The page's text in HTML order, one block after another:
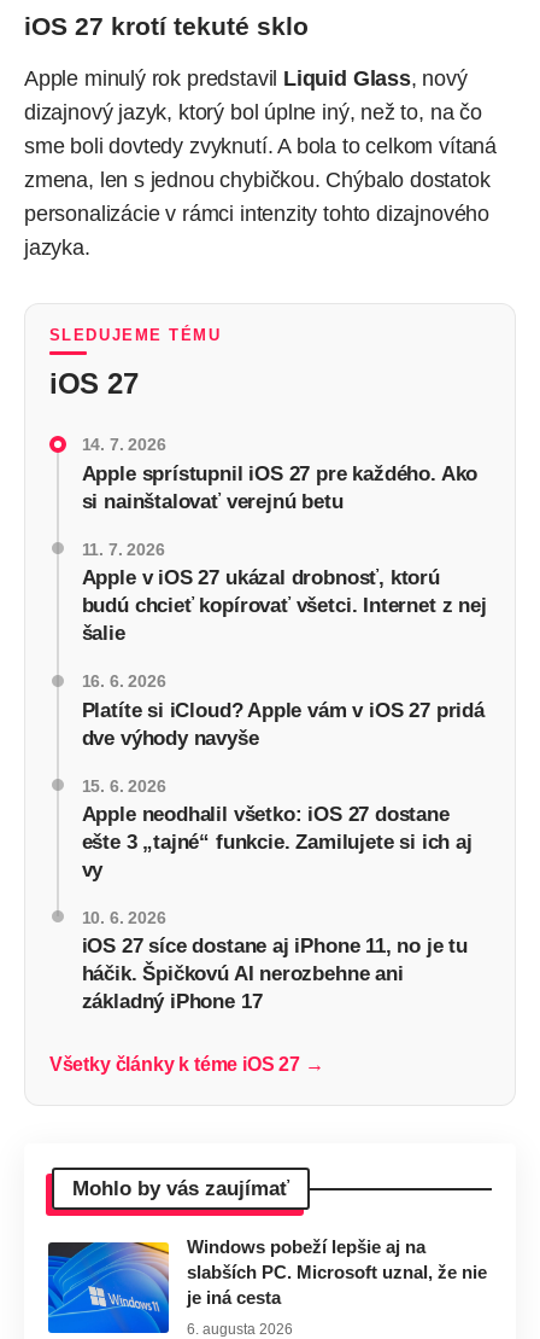
iOS 27 krotí tekuté sklo
Apple minulý rok predstavil Liquid Glass, nový
dizajnový jazyk, ktorý bol úplne iný, než to, na čo
sme boli dovtedy zvyknutí. A bola to celkom vítaná
zmena, len s jednou chybičkou. Chýbalo dostatok
personalizácie v rámci intenzity tohto dizajnového
jazyka.
SLEDUJEME TÉMU
iOS 27
14. 7. 2026
Apple sprístupnil iOS 27 pre každého. Ako
si nainštalovať verejnú betu
11. 7. 2026
Apple v iOS 27 ukázal drobnosť, ktorú
budú chcieť kopírovať všetci. Internet z nej
šalie
16. 6. 2026
Platíte si iCloud? Apple vám v iOS 27 pridá
dve výhody navyše
15. 6. 2026
Apple neodhalil všetko: iOS 27 dostane
ešte 3 „tajné“ funkcie. Zamilujete si ich aj
vy
10. 6. 2026
iOS 27 síce dostane aj iPhone 11, no je tu
háčik. Špičkovú AI nerozbehne ani
základný iPhone 17
Všetky články k téme iOS 27 →
Mohlo by vás zaujímať
Windows pobeží lepšie aj na
slabších PC. Microsoft uznal, že nie
je iná cesta
6. augusta 2026